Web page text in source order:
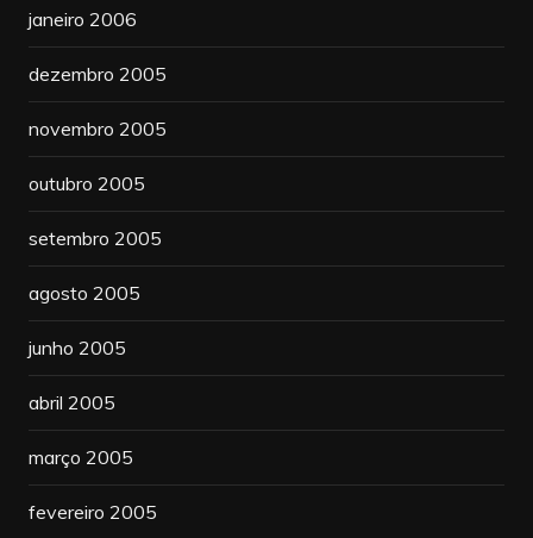
janeiro 2006
dezembro 2005
novembro 2005
outubro 2005
setembro 2005
agosto 2005
junho 2005
abril 2005
março 2005
fevereiro 2005